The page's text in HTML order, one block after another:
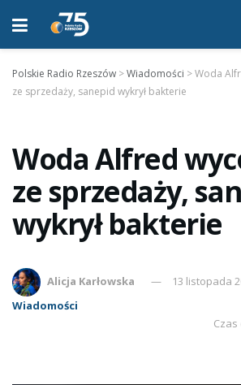
Polskie Radio Rzeszów >Wiadomości >Woda
ze sprzedaży, sanepid wykrył bakterie
Woda Alfred
ze sprzedaży,
wykrył bakterie
Alicja Karłowska
13 listopada
Wiadomości